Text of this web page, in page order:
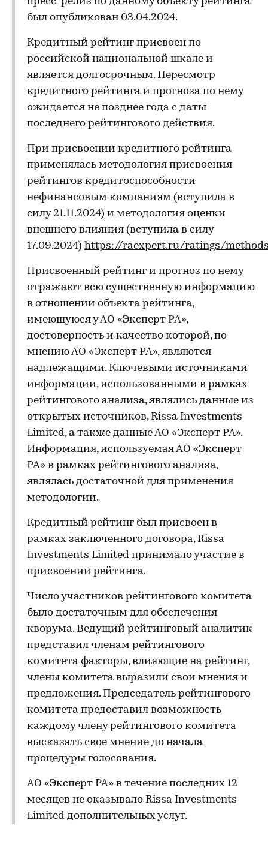
был опубликован 03.04.2024.
Кредитный рейтинг присвоен по
российской национальной шкале и
является долгосрочным. Пересмотр
кредитного рейтинга и прогноза по нему
ожидается не позднее года с даты
последнего рейтингового действия.
При присвоении кредитного рейтинга
применялась методология присвоения
рейтингов кредитоспособности
нефинансовым компаниям (вступила в
силу 21.11.2024) и методология оценки
внешнего влияния (вступила в силу
17.09.2024) https://raexpert.ru/ratings/
Присвоенный рейтинг и прогноз по нему
отражают всю существенную информацию
в отношении объекта рейтинга,
имеющуюся у АО «Эксперт РА»,
достоверность и качество которой, по
мнению АО «Эксперт РА», являются
надлежащими. Ключевыми источниками
информации, использованными в рамках
рейтингового анализа, являлись данные из
открытых источников, Rissa Investments
Limited, а также данные АО «Эксперт РА».
Информация, используемая АО «Эксперт
РА» в рамках рейтингового анализа,
являлась достаточной для применения
методологии.
Кредитный рейтинг был присвоен в
рамках заключенного договора, Rissa
Investments Limited принимало участие в
присвоении рейтинга.
Число участников рейтингового комитета
было достаточным для обеспечения
кворума. Ведущий рейтинговый аналитик
представил членам рейтингового
комитета факторы, влияющие на рейтинг,
члены комитета выразили свои мнения и
предложения. Председатель рейтингового
комитета предоставил возможность
каждому члену рейтингового комитета
высказать свое мнение до начала
процедуры голосования.
АО «Эксперт РА» в течение последних 12
месяцев не оказывало Rissa Investments
Limited дополнительных услуг.